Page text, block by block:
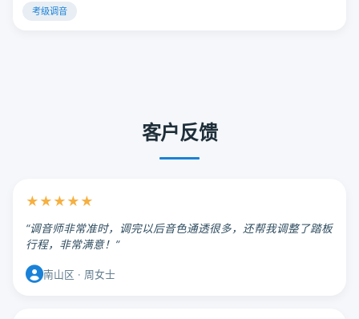
考级调音
客户反馈
★★★★★
“调音师非常准时，调完以后音色通透很多，还帮我调整了踏板
行程，非常满意！”
南山区 · 周女士